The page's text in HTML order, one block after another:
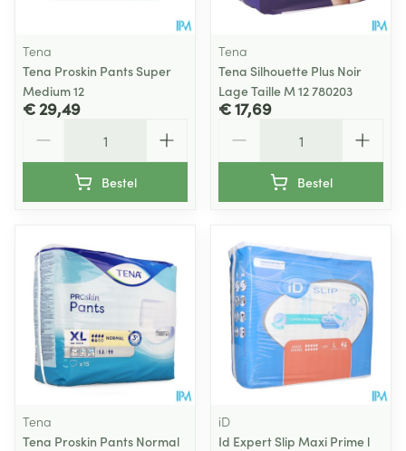
Tena
Tena Proskin Pants Super
Medium 12
€ 29,49
Bestel
Tena
Tena Silhouette Plus Noir
Lage Taille M 12 780203
€ 17,69
Bestel
Tena
Tena Proskin Pants Normal
iD
Id Expert Slip Maxi Prime l